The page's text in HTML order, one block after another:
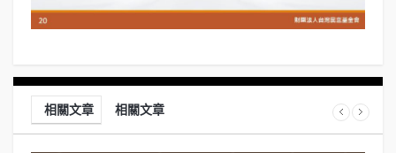
相關文章 相關文章